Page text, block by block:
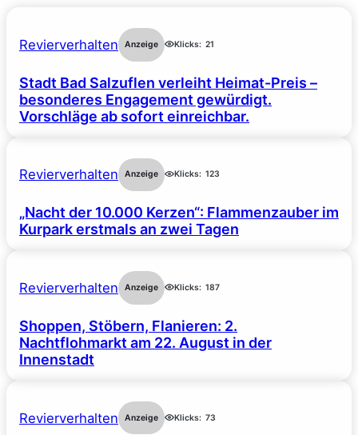
Revierverhalten Anzeige Klicks: 21
Stadt Bad Salzuflen verleiht Heimat-Preis –
besonderes Engagement gewürdigt.
Vorschläge ab sofort einreichbar.
Revierverhalten Anzeige Klicks: 123
„Nacht der 10.000 Kerzen“: Flammenzauber im
Kurpark erstmals an zwei Tagen
Revierverhalten Anzeige Klicks: 187
Shoppen, Stöbern, Flanieren: 2.
Nachtflohmarkt am 22. August in der
Innenstadt
Revierverhalten Anzeige Klicks: 73